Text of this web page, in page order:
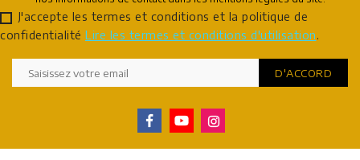
J'accepte les termes et conditions et la politique de
confidentialité Lire les termes et conditions d'utilisation.